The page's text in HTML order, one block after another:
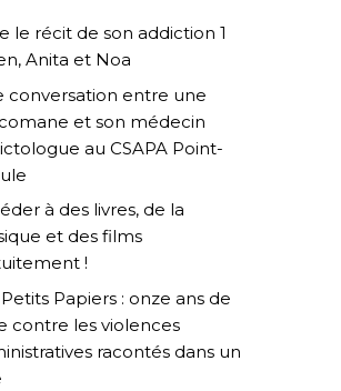
le récit de son addiction 1
Anita et Noa
conversation entre une
et son médecin
au CSAPA Point-
à des livres, de la
et des films
!
Papiers : onze ans de
contre les violences
racontés dans un